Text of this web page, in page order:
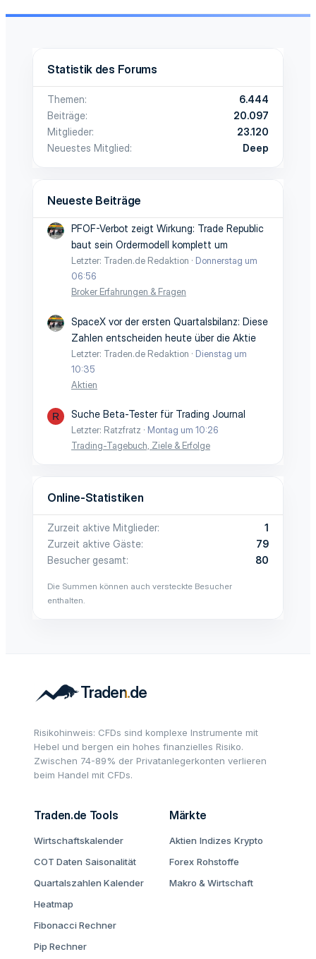
Statistik des Forums
Themen
6.444
Beiträge
20.097
Mitglieder
23.120
Neuestes Mitglied
Deep
Neueste Beiträge
PFOF-Verbot zeigt Wirkung: Trade Republic
baut sein Ordermodell komplett um
Letzter: Traden.de Redaktion
Donnerstag um
06:56
Broker Erfahrungen & Fragen
SpaceX vor der ersten Quartalsbilanz: Diese
Zahlen entscheiden heute über die Aktie
Letzter: Traden.de Redaktion
Dienstag um
10:35
Aktien
R Suche Beta-Tester für Trading Journal
Letzter: Ratzfratz
Montag um 10:26
Trading-Tagebuch, Ziele & Erfolge
Online-Statistiken
Zurzeit aktive Mitglieder
1
Zurzeit aktive Gäste
79
Besucher gesamt
80
Die Summen können auch versteckte Besucher
enthalten.
Risikohinweis: CFDs sind komplexe Instrumente mit
Hebel und bergen ein hohes finanzielles Risiko.
Zwischen 74-89% der Privatanlegerkonten verlieren
beim Handel mit CFDs.
Traden.de Tools
Wirtschaftskalender
COT Daten Saisonalität
Quartalszahlen Kalender
Heatmap
Fibonacci Rechner
Pip Rechner
Märkte
Aktien Indizes Krypto
Forex Rohstoffe
Makro & Wirtschaft